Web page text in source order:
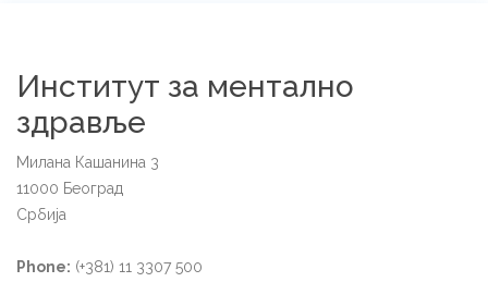
Институт за ментално
здравље
Милана Кашанина 3
11000 Београд
Србија
Phone: (+381) 11 3307 500